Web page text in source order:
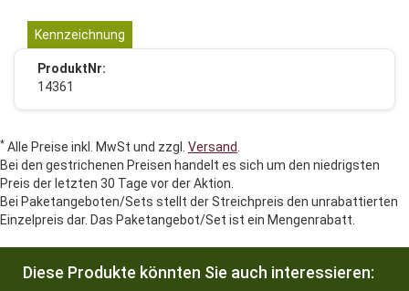
Kennzeichnung
ProduktNr:
14361
* Alle Preise inkl. MwSt und zzgl. Versand
Bei den gestrichenen Preisen handelt es sich um den niedrigsten
Preis der letzten 30 Tage vor der Aktion.
Bei Paketangeboten/Sets stellt der Streichpreis den unrabattierten
Einzelpreis dar. Das Paketangebot/Set ist ein Mengenrabatt.
Diese Produkte könnten Sie auch interessieren: